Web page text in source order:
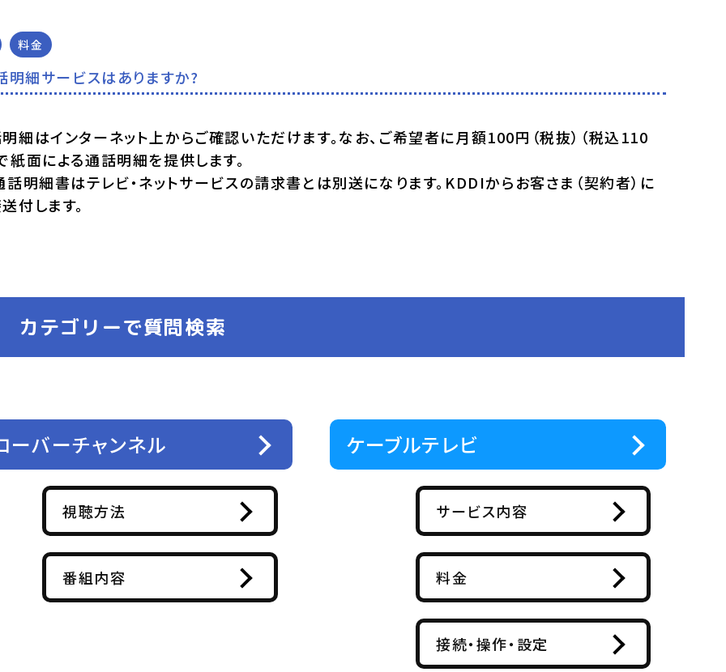
料金
明細サービスはありますか?
細はインターネット上からご確認いただけます。なお、ご希望者に月額100円（税抜）（税込110
紙面による通話明細を提供します。
明細書はテレビ・ネットサービスの請求書とは別送になります。KDDIからお客さま（契約者）に
付します。
カテゴリーで質問検索
ーバーチャンネル
視聴方法
番組内容
ケーブルテレビ
サービス内容
料金
接続・操作・設定